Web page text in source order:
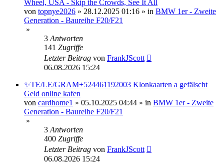
Wheel, USA - Skip the Crowds, See It All
von topnye2026 » 28.12.2025 01:16 » in BMW 1er - Zweite
Generation - Baureihe F20/F21
»
3 Antworten
141 Zugriffe
Letzter Beitrag von FrankJScott
06.08.2026 15:24
✨TE/LE/GRAM+524461192003 Klonkaarten a gefälscht
Geld online kafen
von cardhome1 » 05.10.2025 04:44 » in BMW 1er - Zweite
Generation - Baureihe F20/F21
»
3 Antworten
400 Zugriffe
Letzter Beitrag von FrankJScott
06.08.2026 15:24